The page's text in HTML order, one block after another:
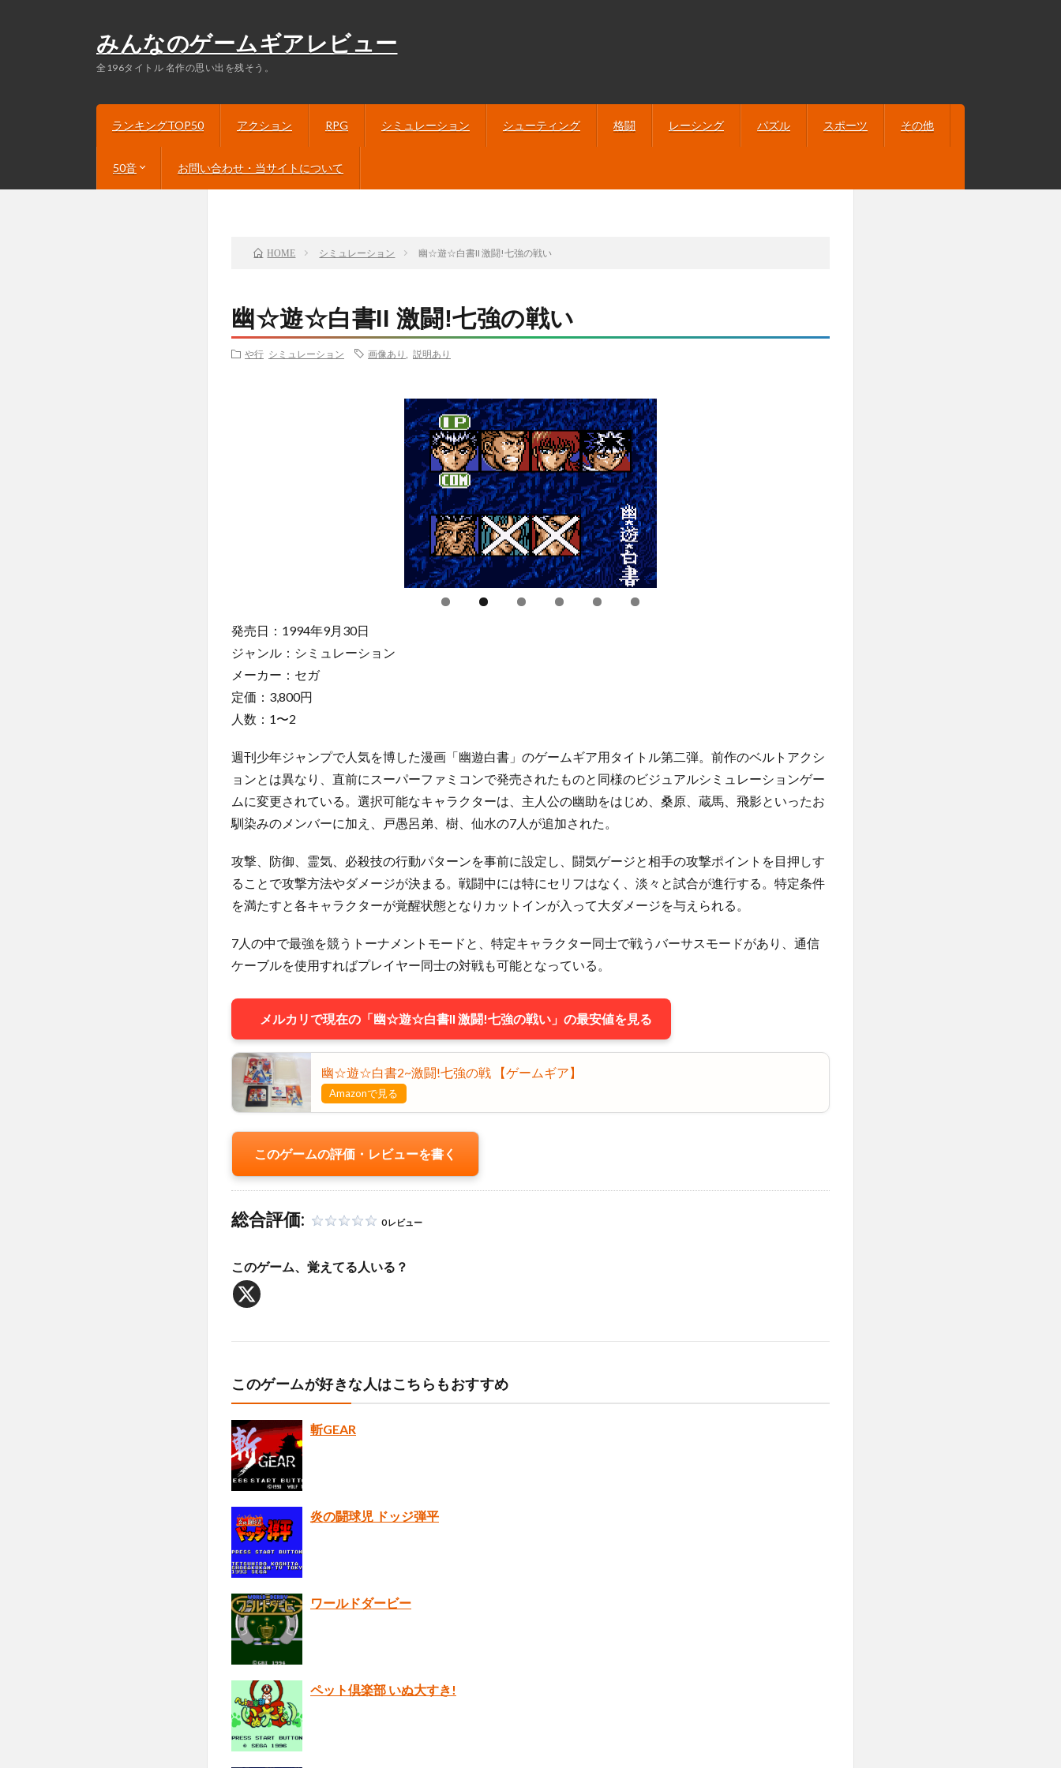
みんなのゲームギアレビュー
全196タイトル 名作の思い出を残そう。
ランキングTOP50 アクション RPG シミュレーション シューティング 格闘 レーシング パズル スポーツ その他
50音 お問い合わせ・当サイトについて
HOME シミュレーション 幽☆遊☆白書II 激闘!七強の戦い
幽☆遊☆白書II 激闘!七強の戦い
や行 シミュレーション 画像あり 説明あり
発売日：1994年9月30日
ジャンル：シミュレーション
メーカー：セガ
定価：3,800円
人数：1〜2
週刊少年ジャンプで人気を博した漫画「幽遊白書」のゲームギア用タイトル第二弾。前作のベルトアクシ
ョンとは異なり、直前にスーパーファミコンで発売されたものと同様のビジュアルシミュレーションゲー
ムに変更されている。選択可能なキャラクターは、主人公の幽助をはじめ、桑原、蔵馬、飛影といったお
馴染みのメンバーに加え、戸愚呂弟、樹、仙水の7人が追加された。
攻撃、防御、霊気、必殺技の行動パターンを事前に設定し、闘気ゲージと相手の攻撃ポイントを目押しす
ることで攻撃方法やダメージが決まる。戦闘中には特にセリフはなく、淡々と試合が進行する。特定条件
を満たすと各キャラクターが覚醒状態となりカットインが入って大ダメージを与えられる。
7人の中で最強を競うトーナメントモードと、特定キャラクター同士で戦うバーサスモードがあり、通信
ケーブルを使用すればプレイヤー同士の対戦も可能となっている。
メルカリで現在の「幽☆遊☆白書II 激闘!七強の戦い」の最安値を見る
幽☆遊☆白書2~激闘!七強の戦 【ゲームギア】
Amazonで見る
このゲームの評価・レビューを書く
総合評価: 0 レビュー
このゲーム、覚えてる人いる？
このゲームが好きな人はこちらもおすすめ
斬GEAR
炎の闘球児 ドッジ弾平
ワールドダービー
ペット倶楽部 いぬ大すき!